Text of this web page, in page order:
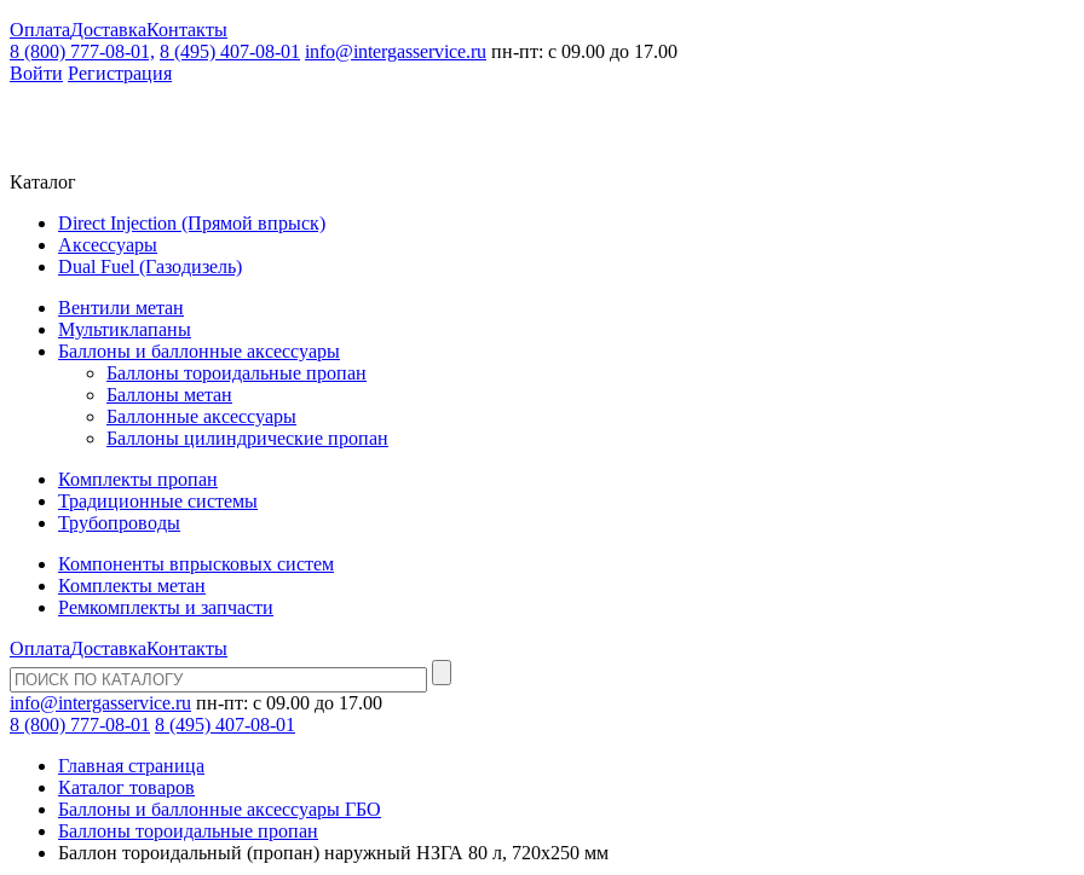
ОплатаДоставкаКонтакты
8 (800) 777-08-01, 8 (495) 407-08-01 info@intergasservice.ru пн-пт: с 09.00 до 17.00
Войти Регистрация
Каталог
Direct Injection (Прямой впрыск)
Аксессуары
Dual Fuel (Газодизель)
Вентили метан
Мультиклапаны
Баллоны и баллонные аксессуары
Баллоны тороидальные пропан
Баллоны метан
Баллонные аксессуары
Баллоны цилиндрические пропан
Комплекты пропан
Традиционные системы
Трубопроводы
Компоненты впрысковых систем
Комплекты метан
Ремкомплекты и запчасти
ОплатаДоставкаКонтакты
info@intergasservice.ru пн-пт: с 09.00 до 17.00
8 (800) 777-08-01 8 (495) 407-08-01
Главная страница
Каталог товаров
Баллоны и баллонные аксессуары ГБО
Баллоны тороидальные пропан
Баллон тороидальный (пропан) наружный НЗГА 80 л, 720х250 мм